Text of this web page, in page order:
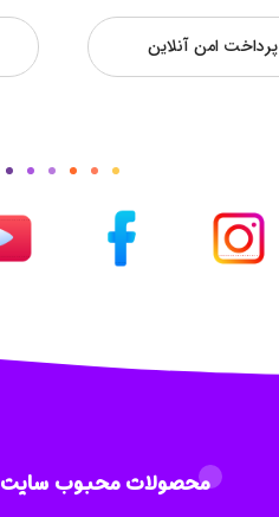
پرداخت امن آنلاین
محصولات محبوب سایت